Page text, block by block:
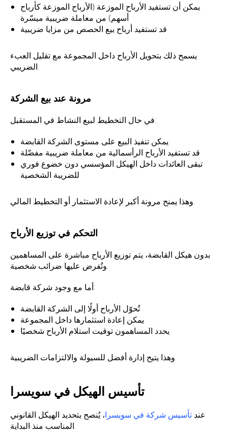
يمكن أن تستفيد الأرباح الموزعة (الأرباح الموزعة كأرباح
أسهم) من معاملة ضريبية ميسّرة
قد تستفيد أرباح بيع الحصص من مزايا ضريبية
يسمح ذلك بتحويل الأرباح داخل المجموعة مع تقليل العبء
الضريبي.
مرونة عند بيع الشركة
في حال التخطيط لبيع النشاط في المستقبل:
يمكن تنفيذ البيع على مستوى الشركة القابضة
قد تستفيد الأرباح الرأسمالية من معاملة ضريبية مفضّلة
تبقى العائدات داخل الهيكل المؤسسي دون خضوع فوري
للضريبة الشخصية
وهذا يمنح مرونة أكبر لإعادة الاستثمار أو التخطيط المالي.
التحكم في توزيع الأرباح
بدون هيكل القابضة، يتم توزيع الأرباح مباشرة على المساهمين
وتُفرض عليها ضرائب شخصية.
أما مع وجود شركة قابضة:
تُحوّل الأرباح أولًا إلى الشركة القابضة
يمكن إعادة استثمارها داخل المجموعة
يحدد المساهمون توقيت استلام الأرباح شخصيًا
وهذا يتيح إدارة أفضل للسيولة والالتزامات الضريبية.
تأسيس الهيكل في سويسرا
عند تأسيس شركة في سويسرا، يُنصح بتحديد الهيكل القانوني
المناسب منذ البداية.